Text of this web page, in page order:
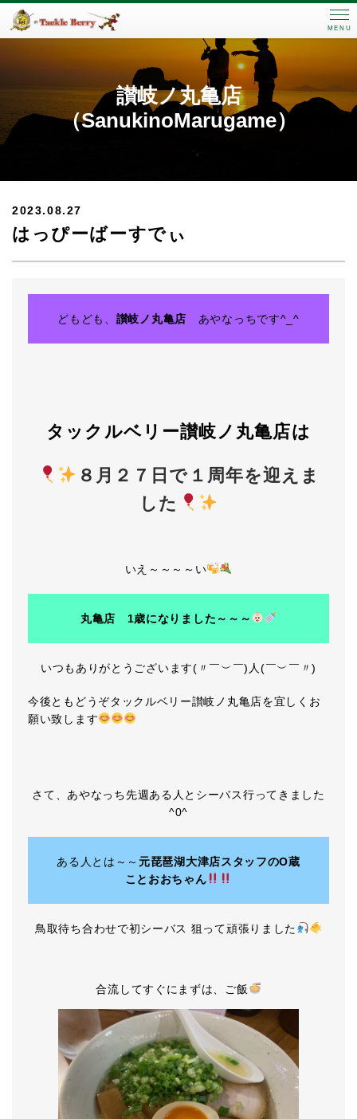
MENU
讃岐ノ丸亀店
（SanukinoMarugame）
2023.08.27
はっぴーばーすでぃ
どもども、 讃岐ノ丸亀店 あやなっちです^_^
タックルベリー讃岐ノ丸亀店は
８月２７日で１周年を迎えま
した
いえ～～～～い
丸亀店 1歳になりました～～～
いつもありがとうございます(〃￣︶￣)人(￣︶￣〃)
今後ともどうぞタックルベリー讃岐ノ丸亀店を宜しくお
願い致します
さて、あやなっち先週ある人とシーバス行ってきました
^0^
ある人とは～～ 元琵琶湖大津店スタッフのO蔵
ことおおちゃん
鳥取待ち合わせで初シーバス 狙って頑張りました
合流してすぐにまずは、ご飯